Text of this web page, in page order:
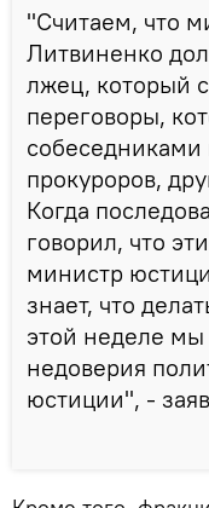
"Считаем, что
Литвиненко
лжец, который
переговоры,
собеседниками
прокуроров,
Когда
говорил, что
министр
знает, что
этой неделе мы
недоверия
юстиции", -